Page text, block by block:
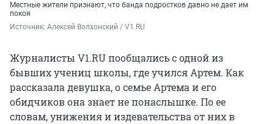
Местные жители признают, что банда подростков давно не дает им
покоя
Источник: Алексей Волхонский / V1.RU
Журналисты V1.RU пообщались с одной из
бывших учениц школы, где учился Артем. Как
рассказала девушка, о семье Артема и его
обидчиков она знает не понаслышке. По ее
словам, унижения и издевательства от них в